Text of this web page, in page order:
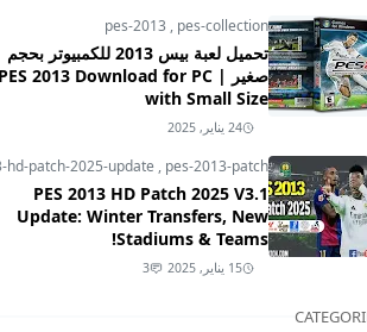
pes-2013 , pes-collection
تحميل لعبة بيس 2013 للكمبيوتر بحجم
صغير | PES 2013 Download for PC
with Small Size
24 يناير, 2025
2013-hd-patch-2025-update , pes-2013-patch
PES 2013 HD Patch 2025 V3.1
Update: Winter Transfers, New
Stadiums & Teams!
15 يناير, 2025 3